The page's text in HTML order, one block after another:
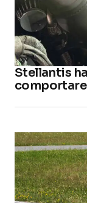
Stellantis
comportare